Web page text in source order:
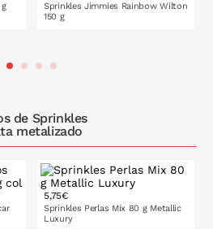
Sprinkles Jimmies Rainbow Wilton
150 g
de Sprinkles
metalizado
5,75€
Sprinkles Perlas Mix 80 g Metallic
Luxury